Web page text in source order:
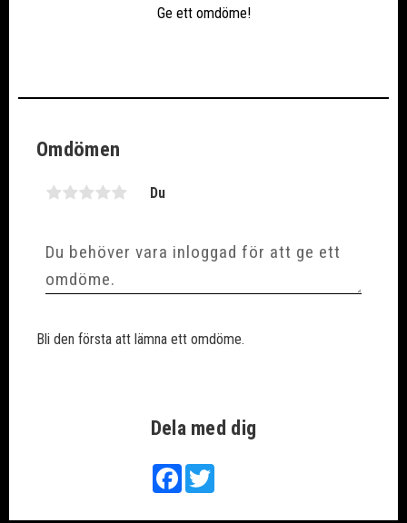
Ge ett omdöme!
Dela med dig
FacebookTwitter
Omdömen
Du
Bli den första att lämna ett omdöme.